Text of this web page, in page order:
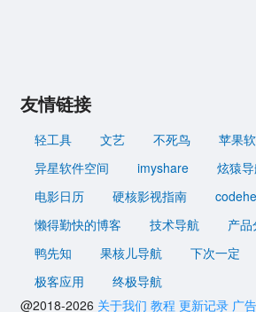
友情链接
轻工具 文艺 不死鸟
苹果
异星软件空间
imyshare 炫猿
电影日历
硬核影视指南
懒得勤快的博客
技术导航
产
鸭先知
果核儿导航 下次一定
极客应用
终极导航
@2018-2026 关于我们 教程 更新记录 广